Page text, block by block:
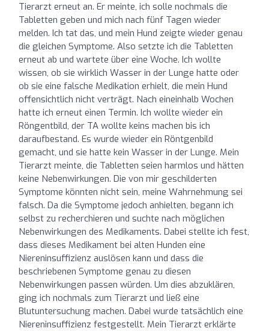
Tierarzt erneut an. Er meinte, ich solle nochmals die
Tabletten geben und mich nach fünf Tagen wieder
melden. Ich tat das, und mein Hund zeigte wieder genau
die gleichen Symptome. Also setzte ich die Tabletten
erneut ab und wartete über eine Woche. Ich wollte
wissen, ob sie wirklich Wasser in der Lunge hatte oder
ob sie eine falsche Medikation erhielt, die mein Hund
offensichtlich nicht verträgt. Nach eineinhalb Wochen
hatte ich erneut einen Termin. Ich wollte wieder ein
Röngentbild, der TA wollte keins machen bis ich
daraufbestand. Es wurde wieder ein Röntgenbild
gemacht, und sie hatte kein Wasser in der Lunge. Mein
Tierarzt meinte, die Tabletten seien harmlos und hätten
keine Nebenwirkungen. Die von mir geschilderten
Symptome könnten nicht sein, meine Wahrnehmung sei
falsch. Da die Symptome jedoch anhielten, begann ich
selbst zu recherchieren und suchte nach möglichen
Nebenwirkungen des Medikaments. Dabei stellte ich fest,
dass dieses Medikament bei alten Hunden eine
Niereninsuffizienz auslösen kann und dass die
beschriebenen Symptome genau zu diesen
Nebenwirkungen passen würden. Um dies abzuklären,
ging ich nochmals zum Tierarzt und ließ eine
Blutuntersuchung machen. Dabei wurde tatsächlich eine
Niereninsuffizienz festgestellt. Mein Tierarzt erklärte